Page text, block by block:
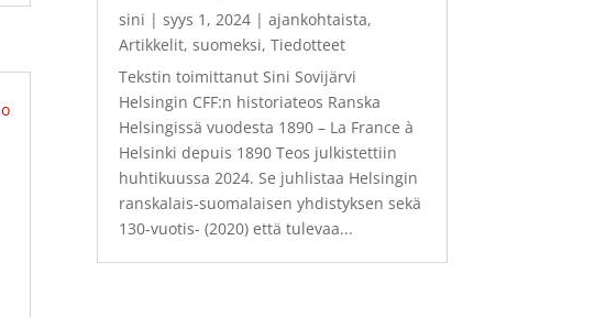
sini | syys 1, 2024| ajankohtaista,
Artikkelit, suomeksi, Tiedotteet
Tekstin toimittanut Sini Sovijärvi
Helsingin CFF:n historiateos Ranska
Helsingissä vuodesta 1890 – La France à
Helsinki depuis 1890 Teos julkistettiin
huhtikuussa 2024. Se juhlistaa Helsingin
ranskalais-suomalaisen yhdistyksen sekä
130-vuotis- (2020) että tulevaa...